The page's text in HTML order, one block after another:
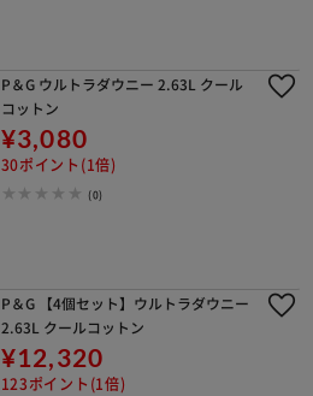
P＆G ウルトラダウニー 2.63L クール
コットン
¥3,080
30ポイント(1倍)
(0)
P＆G 【4個セット】ウルトラダウニー
2.63L クールコットン
¥12,320
123ポイント(1倍)